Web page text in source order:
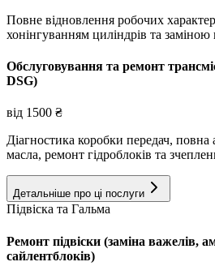
Повне відновлення робочих
хонінгуванням циліндрів та
Обслуговування та ремонт
DSG)
від 1500 ₴
Діагностика коробки передач, повна
масла, ремонт гідроблоків та
Детальніше про ці послуги
Підвіска та Гальма
Ремонт підвіски (заміна важелів,
сайлентблоків)